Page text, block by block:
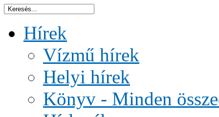
Hírek
Vízmű hírek
Helyi hírek
Könyv - Minden